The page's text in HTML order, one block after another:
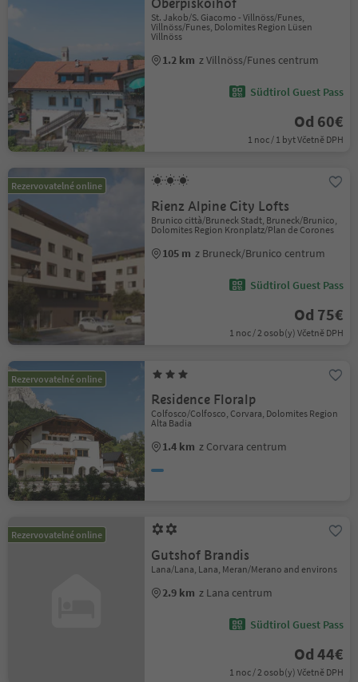
Oberpiskoihof
St. Jakob/S. Giacomo - Villnöss/Funes,
Villnöss/Funes, Dolomites Region Lüsen
Villnöss
1.2 km z Villnöss/Funes centrum
Südtirol Guest Pass
Od 60€
1 noc / 1 byt Včetně DPH
Rezervovatelné online
Rienz Alpine City Lofts
Brunico città/Bruneck Stadt, Bruneck/Brunico,
Dolomites Region Kronplatz/Plan de Corones
105 m z Bruneck/Brunico centrum
Südtirol Guest Pass
Od 75€
1 noc / 2 osob(y) Včetně DPH
Rezervovatelné online
Residence Floralp
Colfosco/Colfosco, Corvara, Dolomites Region
Alta Badia
1.4 km z Corvara centrum
Rezervovatelné online
Gutshof Brandis
Lana/Lana, Lana, Meran/Merano and environs
2.9 km z Lana centrum
Südtirol Guest Pass
Od 44€
1 noc / 2 osob(y) Včetně DPH